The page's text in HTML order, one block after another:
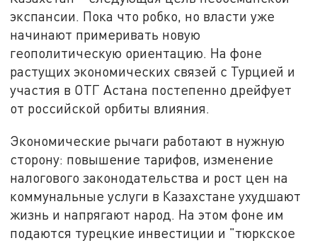
экспансии. Пока что робко, но власти уже
начинают примеривать новую
геополитическую ориентацию. На фоне
растущих экономических связей с Турцией и
участия в ОТГ Астана постепенно дрейфует
от российской орбиты влияния.
Экономические рычаги работают в нужную
сторону: повышение тарифов, изменение
налогового законодательства и рост цен на
коммунальные услуги в Казахстане ухудшают
жизнь и напрягают народ. На этом фоне им
подаются турецкие инвестиции и "тюркское